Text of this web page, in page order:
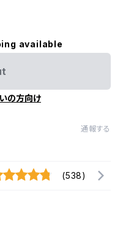
available
の方向け
通報する
(538)